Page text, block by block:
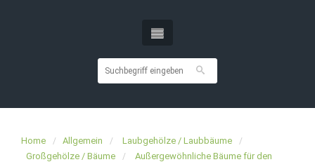
Home Allgemein
Laubgehölze / Laubbäume
Großgehölze / Bäume
Außergewöhnliche Bäume für den